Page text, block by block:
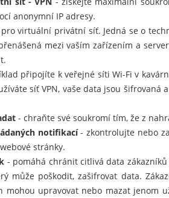
anonymní IP adresy.
pro virtuální privátní síť. Jedná se o
mezi vaším zařízením a
připojíte k veřejné síti Wi-Fi v
síť VPN, vaše data jsou
- chraňte své soukromí tím, že z
notifikací- zkontrolujte nebo
stránky.
- pomáhá chránit citlivá data
může poškodit, zašifrovat data.
mohou upravovat nebo mazat jenom